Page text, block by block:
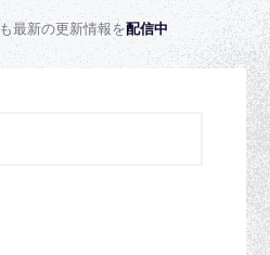
最新の更新情報を配信中